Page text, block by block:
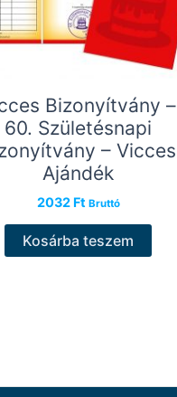
Bizonyítvány –
60. Születésnapi
– Vicces
Ajándék
2032 Ft Bruttó
Kosárba teszem